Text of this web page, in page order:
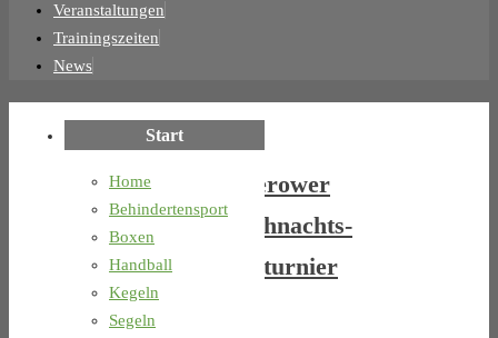
Veranstaltungen
Trainingszeiten
News
50.
Teterower
Weihnachts-
Boxturnier
Start
Home
Behindertensport
Boxen
Handball
Kegeln
Segeln